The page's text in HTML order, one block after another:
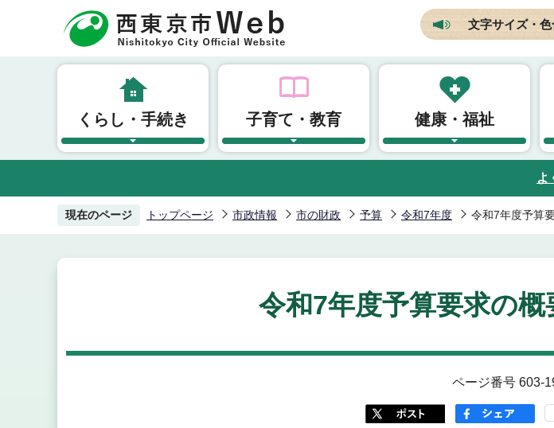
頭
文字サイズ・
くらし・手続き 子育て・教育 健康・福祉
よ
現在のページ トップページ 市政情報 市の財政 予算 令和7年度 令和7年度予算
令和7年度予算要求の概
ページ番号 603-